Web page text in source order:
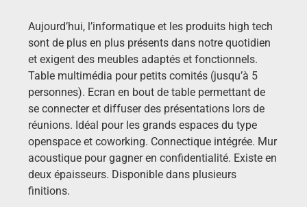
Aujourd’hui, l’informatique et les produits high tech
sont de plus en plus présents dans notre quotidien
et exigent des meubles adaptés et fonctionnels.
Table multimédia pour petits comités (jusqu’à 5
personnes). Ecran en bout de table permettant de
se connecter et diffuser des présentations lors de
réunions. Idéal pour les grands espaces du type
openspace et coworking. Connectique intégrée. Mur
acoustique pour gagner en confidentialité. Existe en
deux épaisseurs. Disponible dans plusieurs
finitions.